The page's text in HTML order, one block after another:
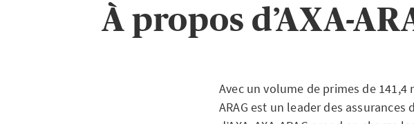
À propos d’AXA-
Avec un volume de primes de
ARAG est un leader des